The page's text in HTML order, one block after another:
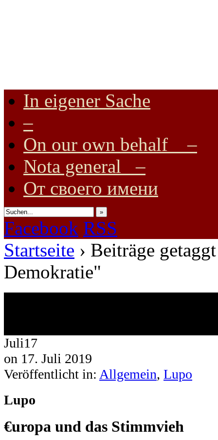
Internationale Onlinezeitung für Frieden, Humanismus,
In eigener Sache
–
On our own behalf –
Nota general –
От своего имени
»
Facebook RSS
Startseite › Beiträge
Demokratie"
Juli17
on 17. Juli 2019
Veröffentlicht in: Allgemein, Lupo
Lupo
€uropa und das Stimmvieh